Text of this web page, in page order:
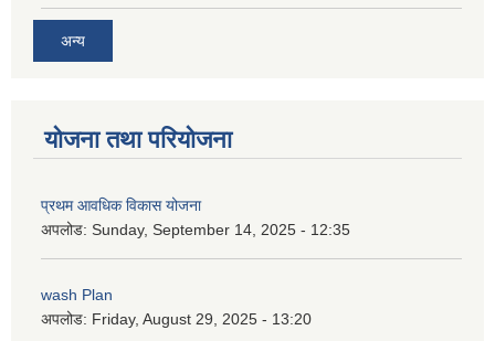
अन्य
योजना तथा परियोजना
प्रथम आवधिक विकास योजना
अपलोड: Sunday, September 14, 2025 - 12:35
wash Plan
अपलोड: Friday, August 29, 2025 - 13:20